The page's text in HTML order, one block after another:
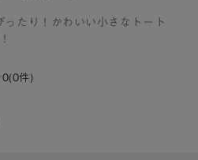
たり！かわいい小さなトート
0(0件)